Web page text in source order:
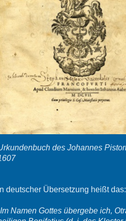
des Johannes
In deutscher Übersetzung heißt das:
Namen Gottes übergebe ich,